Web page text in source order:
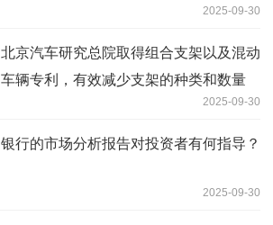
2025-09-30
北京汽车研究总院取得组合支架以及混动
车辆专利，有效减少支架的种类和数量
2025-09-30
银行的市场分析报告对投资者有何指导？
2025-09-30